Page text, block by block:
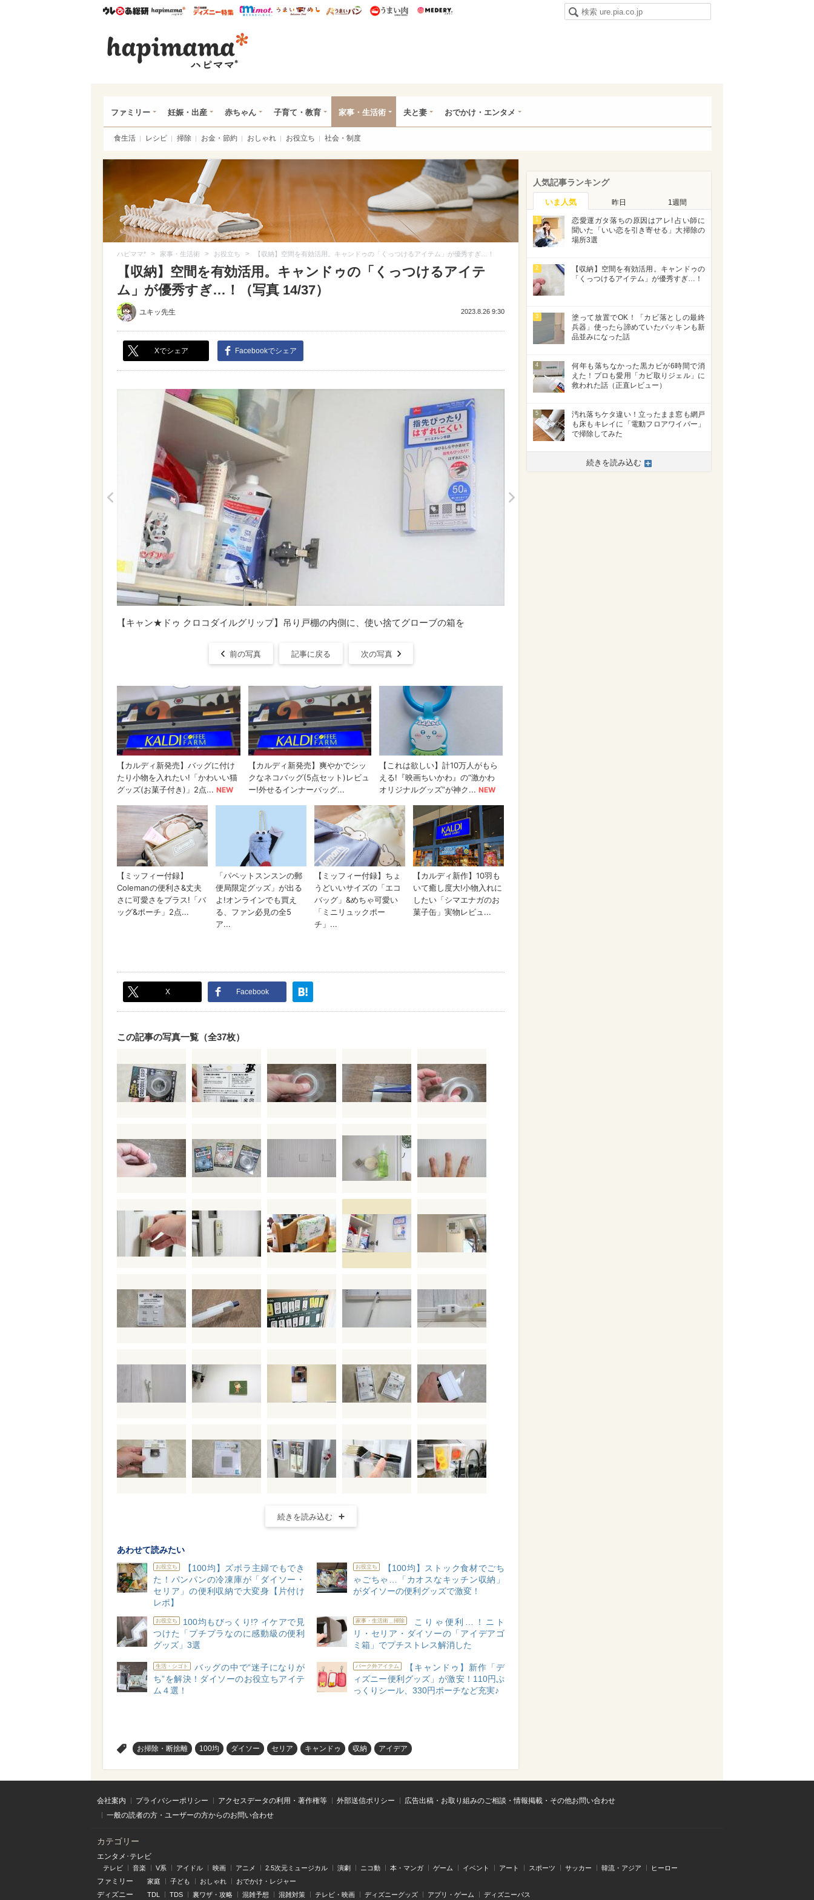
ウレぴあ総研ハピママ* ウレぴあ総研 ディズニー特集
mimot. うまいめし うまいパン うまい肉
ファミリー 妊娠・出産 赤ちゃん 子育て・教育 家事・生活術 夫と妻 おでかけ・エンタメ
食生活 レシピ 掃除 お金・節約 おしゃれ お役立ち 社会・制度
ハピママ* > 家事・生活術 > お役立ち > 【収納】空間を有効活用。キャンドゥの「くっつけるアイテム」が優秀すぎ…！
【収納】空間を有効活用。キャンドゥの「くっつけるアイテ
ム」が優秀すぎ…！（写真 14/37）
ユキッ先生 2023.8.26 9:30
Xでシェア Facebookでシェア
【キャン★ドゥ クロコダイルグリップ】吊り戸棚の内側に、使い捨てグローブの箱を
前の写真 記事に戻る 次の写真
X Facebook
この記事の写真一覧（全37枚）
続きを読み込む
あわせて読みたい
お役立ち
【100均】ズボラ主婦でもでき
た！パンパンの冷凍庫が「ダイソー・
セリア」の便利収納で大変身【片付け
レポ】
お役立ち
【100均】ストック食材でごち
ゃごちゃ…「カオスなキッチン収納」
がダイソーの便利グッズで激変！
お役立ち
100均もびっくり!? イケアで見
つけた「プチプラなのに感動級の便利
グッズ」3選
家事・生活術＿掃除
こりゃ便利…！ニト
リ・セリア・ダイソーの「アイデアゴ
ミ箱」でプチストレス解消した
生活・シゴト
バッグの中で“迷子になりが
ち”を解決！ダイソーのお役立ちアイテ
ム４選！
パーク外アイテム
【キャンドゥ】新作「デ
ィズニー便利グッズ」が激安！110円ぷ
っくりシール、330円ポーチなど充実♪
お掃除・断捨離 100均 ダイソー セリア キャンドゥ 収納 アイデア
人気記事ランキング
いま人気 昨日 1週間
1
恋愛運ガタ落ちの原因はアレ! 占い師に
聞いた「いい恋を引き寄せる」大掃除の
場所3選
2
【収納】空間を有効活用。キャンドゥの
「くっつけるアイテム」が優秀すぎ…！
3
塗って放置でOK！「カビ落としの最終
兵器」使ったら諦めていたパッキンも新
品並みになった話
4
何年も落ちなかった黒カビが6時間で消
えた！プロも愛用「カビ取りジェル」に
救われた話（正直レビュー）
5
汚れ落ちケタ違い！立ったまま窓も網戸
も床もキレイに「電動フロアワイパー」
で掃除してみた
続きを読み込む
会社案内 プライバシーポリシー アクセスデータの利用・著作権等 外部送信ポリシー
広告出稿・お取り組みのご相談・情報掲載・その他お問い合わせ
一般の読者の方・ユーザーの方からのお問い合わせ
カテゴリー
エンタメ･テレビ
テレビ 音楽 V系 アイドル 映画 アニメ 2.5次元ミュージカル 演劇 ニコ動 本・マンガ ゲーム イベント アート スポーツ サッカー 韓流・アジア ヒーロー
ファミリー 家庭 子ども おしゃれ おでかけ・レジャー
ディズニー TDL TDS 裏ワザ・攻略 混雑予想 混雑対策 テレビ・映画 ディズニーグッズ アプリ・ゲーム ディズニーパス